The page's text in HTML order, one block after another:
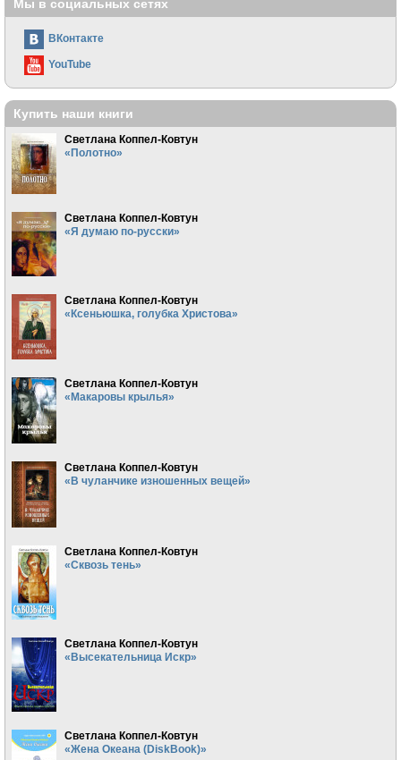
Мы в социальных сетях
ВКонтакте
YouTube
Купить наши книги
Светлана Коппел-Ковтун
«Полотно»
Светлана Коппел-Ковтун
«Я думаю по-русски»
Светлана Коппел-Ковтун
«Ксеньюшка, голубка Христова»
Светлана Коппел-Ковтун
«Макаровы крылья»
Светлана Коппел-Ковтун
«В чуланчике изношенных вещей»
Светлана Коппел-Ковтун
«Сквозь тень»
Светлана Коппел-Ковтун
«Высекательница Искр»
Светлана Коппел-Ковтун
«Жена Океана (DiskBook)»